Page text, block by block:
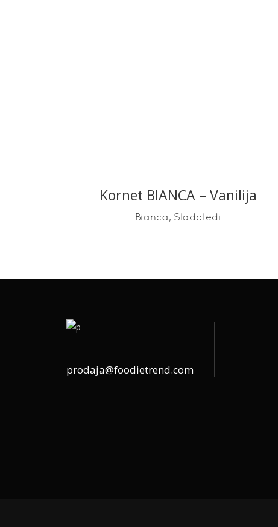
READ MORE
Kornet BIANCA – Vanilija
Bianca, Sladoledi
prodaja@foodietrend.com